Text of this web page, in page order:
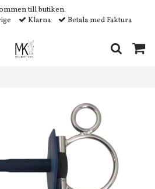
till butiken.
Klarna Betala med Faktura